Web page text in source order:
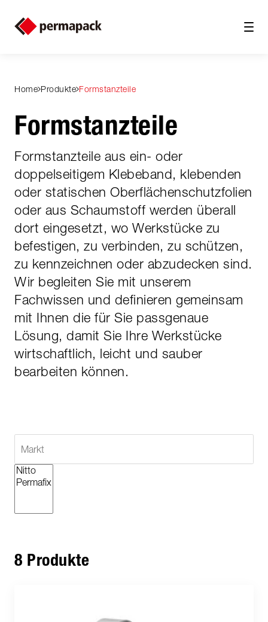
Home Produkte Formstanzteile
Formstanzteile
Formstanzteile aus ein- oder
doppelseitigem Klebeband, klebenden
oder statischen Oberflächenschutzfolien
oder aus Schaumstoff werden überall
dort eingesetzt, wo Werkstücke zu
befestigen, zu verbinden, zu schützen,
zu kennzeichnen oder abzudecken sind.
Wir begleiten Sie mit unserem
Fachwissen und definieren gemeinsam
mit Ihnen die für Sie passgenaue
Lösung, damit Sie Ihre Werkstücke
wirtschaftlich, leicht und sauber
bearbeiten können.
8 Produkte